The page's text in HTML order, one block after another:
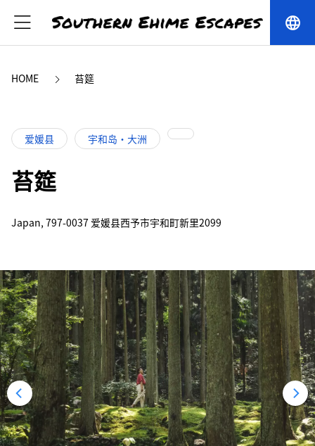
language
HOME 苔筵
爱媛县 宇和岛・大洲
苔筵
Japan, 797-0037 爱媛县西予市宇和町新里2099